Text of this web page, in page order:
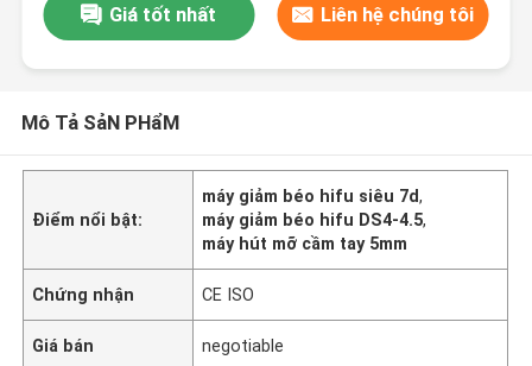
Giá tốt nhất Liên hệ chúng tôi
Mô Tả SảN PHẩM
Điểm nổi bật:
máy giảm béo hifu siêu 7d,
máy giảm béo hifu DS4-4.5,
máy hút mỡ cầm tay 5mm
Chứng nhận CE ISO
Giá bán negotiable